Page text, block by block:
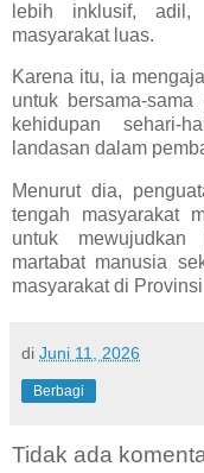
lebih inklusif, adil,
masyarakat luas.
Karena itu, ia
untuk bersama-
kehidupan sehari-
landasan dalam
Menurut dia,
tengah masyarakat
untuk mewujudkan
martabat manusia
masyarakat di
di Juni 11, 2026
Berbagi
Tidak ada